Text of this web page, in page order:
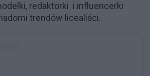
redaktorki i influencerki
trendów licealiści.